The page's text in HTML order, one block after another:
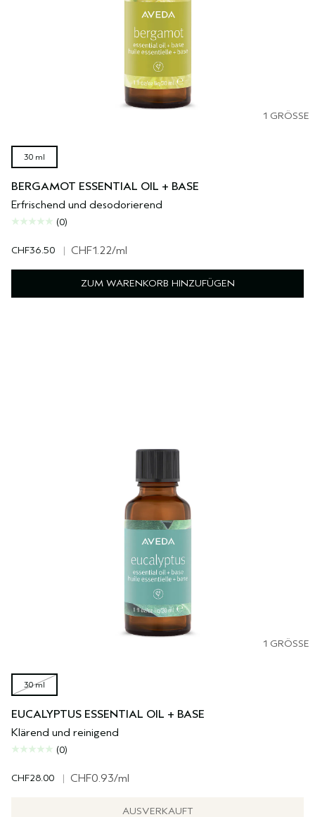
1 GRÖSSE
30 ml
BERGAMOT ESSENTIAL OIL + BASE
Erfrischend und desodorierend
(0)
CHF36.50 | CHF1.22/ml
ZUM WARENKORB HINZUFÜGEN
1 GRÖSSE
30 ml
EUCALYPTUS ESSENTIAL OIL + BASE
Klärend und reinigend
(0)
CHF28.00 | CHF0.93/ml
AUSVERKAUFT